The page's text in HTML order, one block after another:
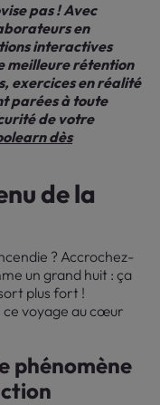
pas ! Avec
en
interactives
meilleure rétention
exercices en réalité
parées à toute
de votre
dès
de la
? Accrochez-
un grand huit : ça
plus fort !
ce voyage au cœur
phénomène